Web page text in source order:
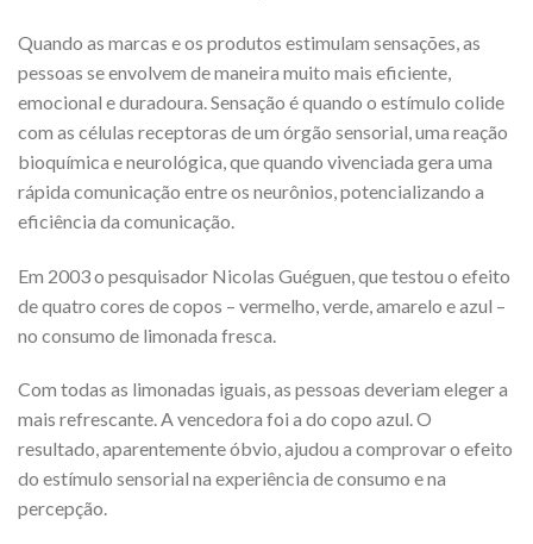
Quando as marcas e os produtos estimulam sensações, as
pessoas se envolvem de maneira muito mais eficiente,
emocional e duradoura. Sensação é quando o estímulo colide
com as células receptoras de um órgão sensorial, uma reação
bioquímica e neurológica, que quando vivenciada gera uma
rápida comunicação entre os neurônios, potencializando a
eficiência da comunicação.
Em 2003 o pesquisador Nicolas Guéguen, que testou o efeito
de quatro cores de copos – vermelho, verde, amarelo e azul –
no consumo de limonada fresca.
Com todas as limonadas iguais, as pessoas deveriam eleger a
mais refrescante. A vencedora foi a do copo azul. O
resultado, aparentemente óbvio, ajudou a comprovar o efeito
do estímulo sensorial na experiência de consumo e na
percepção.